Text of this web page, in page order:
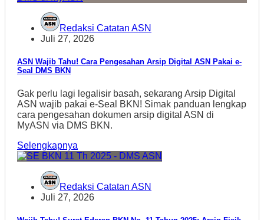
Redaksi Catatan ASN
Juli 27, 2026
ASN Wajib Tahu! Cara Pengesahan Arsip Digital ASN Pakai e-
Seal DMS BKN
Gak perlu lagi legalisir basah, sekarang Arsip Digital
ASN wajib pakai e-Seal BKN! Simak panduan lengkap
cara pengesahan dokumen arsip digital ASN di
MyASN via DMS BKN.
Selengkapnya
Redaksi Catatan ASN
Juli 27, 2026